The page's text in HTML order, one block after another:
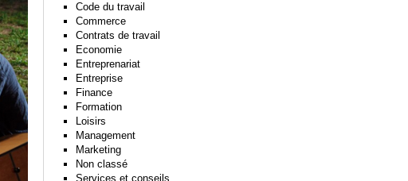
Code du travail
Commerce
Contrats de travail
Economie
Entreprenariat
Entreprise
Finance
Formation
Loisirs
Management
Marketing
Non classé
Services et conseils